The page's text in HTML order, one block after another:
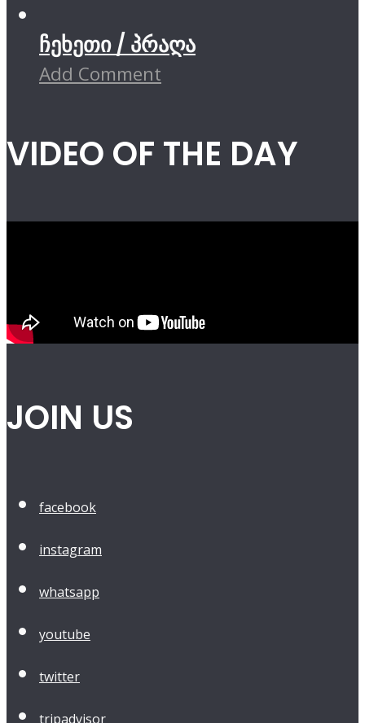
ჩეხეთი / პრაღა
Add Comment
VIDEO OF THE DAY
JOIN US
facebook
instagram
whatsapp
youtube
twitter
tripadvisor